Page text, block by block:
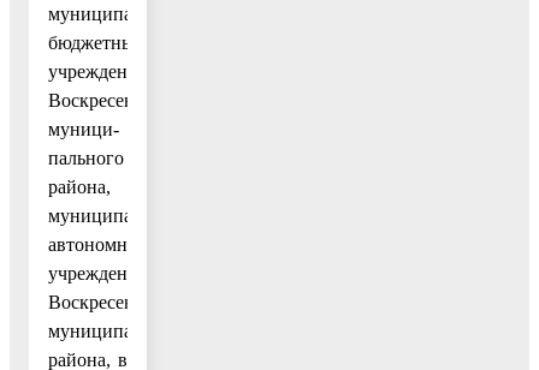
муниципальным
бюджетным
учреждениям
Воскресенского
муници-
пального
района,
муниципальным
автономным
учреждениям
Воскресенского
муниципального
района, в